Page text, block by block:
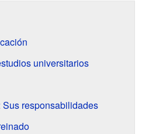
universitarios
responsabilidades